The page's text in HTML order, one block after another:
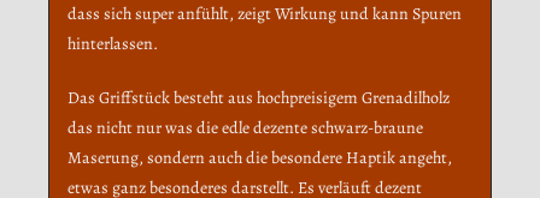
dass sich super anfühlt, zeigt Wirkung und kann Spuren
hinterlassen.
Das Griffstück besteht aus hochpreisigem Grenadilholz
das nicht nur was die edle dezente schwarz-braune
Maserung, sondern auch die besondere Haptik angeht,
etwas ganz besonderes darstellt. Es verläuft dezent